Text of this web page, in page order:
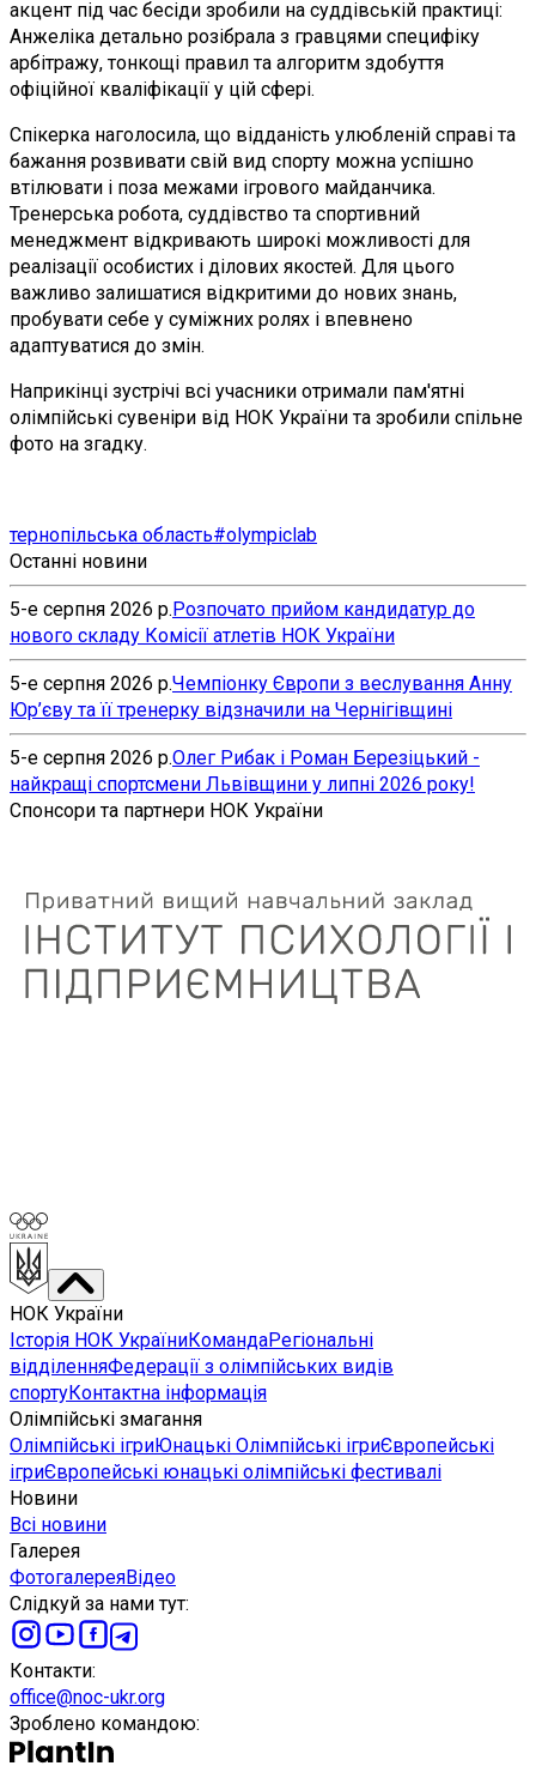
акцент під час бесіди зробили на суддівській практиці:
Анжеліка детально розібрала з гравцями специфіку
арбітражу, тонкощі правил та алгоритм здобуття
офіційної кваліфікації у цій сфері.
Спікерка наголосила, що відданість улюбленій справі та
бажання розвивати свій вид спорту можна успішно
втілювати і поза межами ігрового майданчика.
Тренерська робота, суддівство та спортивний
менеджмент відкривають широкі можливості для
реалізації особистих і ділових якостей. Для цього
важливо залишатися відкритими до нових знань,
пробувати себе у суміжних ролях і впевнено
адаптуватися до змін.
Наприкінці зустрічі всі учасники отримали пам'ятні
олімпійські сувеніри від НОК України та зробили спільне
фото на згадку.
тернопільська область#olympiclab
Останні новини
5-е серпня 2026 р.Розпочато прийом кандидатур до
нового складу Комісії атлетів НОК України
5-е серпня 2026 р.Чемпіонку Європи з веслування Анну
Юр’єву та її тренерку відзначили на Чернігівщині
5-е серпня 2026 р.Олег Рибак і Роман Березіцький -
найкращі спортсмени Львівщини у липні 2026 року!
Спонсори та партнери НОК України
НОК України
Історія НОК УкраїниКомандаРегіональні
відділенняФедерації з олімпійських видів
спортуКонтактна інформація
Олімпійські змагання
Олімпійські ігриЮнацькі Олімпійські ігриЄвропейські
ігриЄвропейські юнацькі олімпійські фестивалі
Новини
Всі новини
Галерея
ФотогалереяВідео
Слідкуй за нами тут:
Контакти:
office@noc-ukr.org
Зроблено командою: